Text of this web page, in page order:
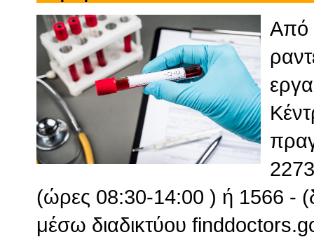
Από
(ώρες 08:30-14:00 ) ή 1566 -
μέσω διαδικτύου